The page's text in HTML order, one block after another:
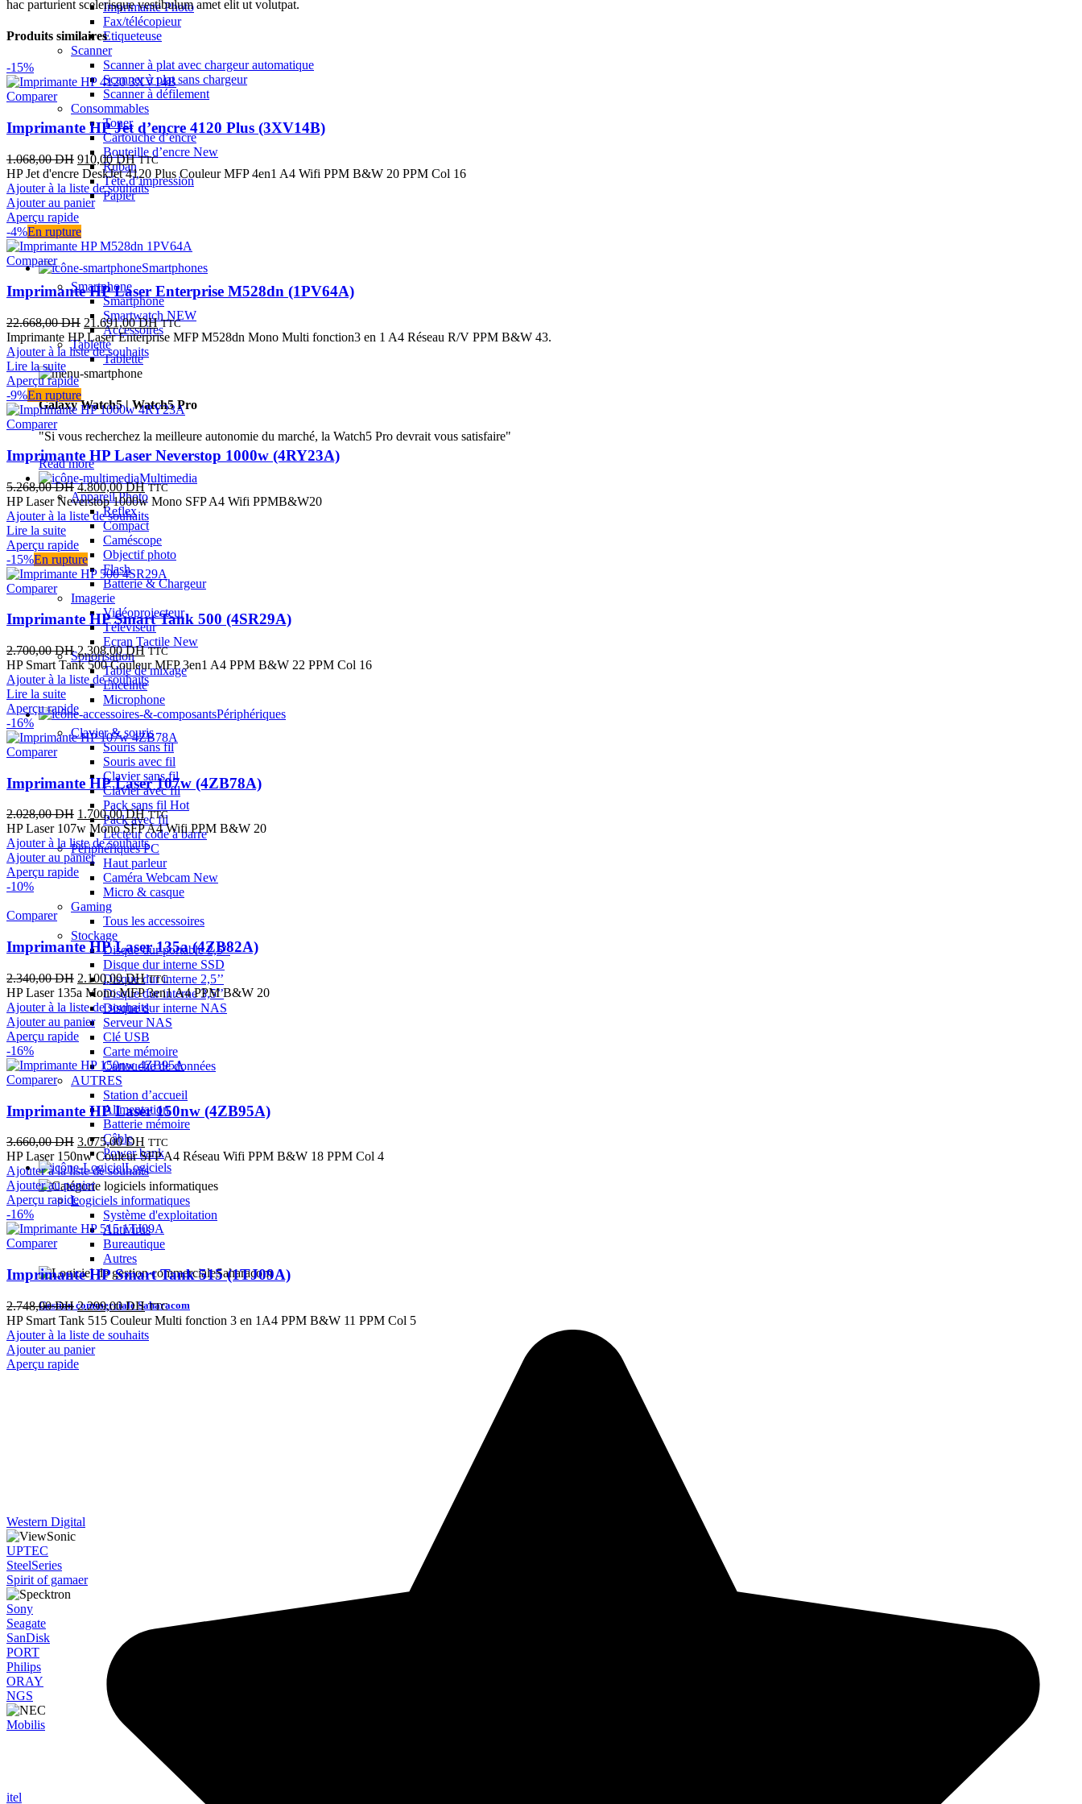
Imprimante Photo
Fax/télécopieur
Etiqueteuse
Scanner
Scanner à plat avec chargeur automatique
Scanner à plat sans chargeur
Scanner à défilement
Consommables
Toner
Cartouche d’encre
Bouteille d’encre New
Ruban
Tête d’impression
Papier
Smartphones
Smartphone
Smartphone
Smartwatch NEW
Accessoires
Tablette
Tablette
Galaxy Watch5 | Watch5 Pro
"Si vous recherchez la meilleure autonomie du marché, la Watch5 Pro devrait vous satisfaire"
Read more
Multimedia
Appareil Photo
Reflex
Compact
Caméscope
Objectif photo
Flash
Batterie & Chargeur
Imagerie
Vidéoprojecteur
Téléviseur
Ecran Tactile New
Sonorisation
Table de mixage
Enceinte
Microphone
Périphériques
Clavier & souris
Souris sans fil
Souris avec fil
Clavier sans fil
Clavier avec fil
Pack sans fil Hot
Pack avec fil
Lecteur code à barre
Périphériques PC
Haut parleur
Caméra Webcam New
Micro & casque
Gaming
Tous les accessoires
Stockage
Disque dur portable 2,5’’
Disque dur interne SSD
Disque dur interne 2,5’’
Disque dur interne 3,5’’
Disque dur interne NAS
Serveur NAS
Clé USB
Carte mémoire
Cartouche de données
AUTRES
Station d’accueil
Alimentation
Batterie mémoire
Câble
Power bank
Logiciels
Logiciels informatiques
Système d'exploitation
Antivirus
Bureautique
Autres
Gestion commerciale Saharacom
hac parturient scelerisque vestibulum amet elit ut volutpat.
Produits similaires
-15%
Comparer
Imprimante HP Jet d’encre 4120 Plus (3XV14B)
1.068,00DH Le
prix
initial
était :
1.068,00 DH.
910,00DHLe
prix
actuel
est :
TTC
HP Jet d'encre DeskJet 4120 Plus Couleur MFP 4en1 A4 Wifi PPM B&W 20 PPM Col 16
Ajouter à la liste de souhaits
Ajouter au panier
Aperçu rapide
-4%En rupture
Comparer
Imprimante HP Laser Enterprise M528dn (1PV64A)
22.668,00DH Le
prix
initial
était :
22.668,00 DH.
21.691,00DHLe
prix
TTC
Imprimante HP Laser Enterprise MFP M528dn Mono Multi fonction3 en 1 A4 Réseau R/V PPM B&W 43.
Ajouter à la liste de souhaits
Lire la suite
Aperçu rapide
-9%En rupture
Comparer
Imprimante HP Laser Neverstop 1000w (4RY23A)
5.268,00DHLe
prix
initial
était :
5.268,00 DH.
4.800,00DHLe
prix
actuel
est :
4.800,00 DH.
TTC
HP Laser Neverstop 1000w Mono SFP A4 Wifi PPMB&W20
Ajouter à la liste de souhaits
Lire la suite
Aperçu rapide
-15%En rupture
Comparer
Imprimante HP Smart Tank 500 (4SR29A)
2.700,00DHLe
prix
initial
était :
2.700,00 DH.
2.308,00DHLe
prix
actuel
est :
2.308,00 DH.
TTC
HP Smart Tank 500 Couleur MFP 3en1 A4 PPM B&W 22 PPM Col 16
Ajouter à la liste de souhaits
Lire la suite
Aperçu rapide
-16%
Comparer
Imprimante HP Laser 107w (4ZB78A)
2.028,00DH Le
prix
initial
était :
2.028,00 DH.
1.700,00DHLe
prix
actuel
est :
1.700,00 DH.
TTC
HP Laser 107w Mono SFP A4 Wifi PPM B&W 20
Ajouter à la liste de souhaits
Ajouter au panier
Aperçu rapide
-10%
Comparer
Imprimante HP Laser 135a (4ZB82A)
2.340,00DH Le
prix
initial
était :
2.340,00 DH.
2.100,00DHLe
prix
actuel
est :
2.100,00 DH.
TTC
HP Laser 135a Mono MFP 3en1 A4 PPM B&W 20
Ajouter à la liste de souhaits
Ajouter au panier
Aperçu rapide
-16%
Comparer
Imprimante HP Laser 150nw (4ZB95A)
3.660,00DH Le
prix
initial
était :
3.660,00 DH.
3.075,00DH Le
prix
actuel
est :
3.075,00 DH.
TTC
HP Laser 150nw Couleur SFP A4 Réseau Wifi PPM B&W 18 PPM Col 4
Ajouter à la liste de souhaits
Ajouter au panier
Aperçu rapide
-16%
Comparer
Imprimante HP Smart Tank 515 (1TJ09A)
2.748,00DHLe
prix
initial
était :
2.748,00 DH.
2.299,00DHLe
prix
actuel
TTC
HP Smart Tank 515 Couleur Multi fonction 3 en 1A4 PPM B&W 11 PPM Col 5
Ajouter à la liste de souhaits
Ajouter au panier
Aperçu rapide
Western Digital
UPTEC
SteelSeries
Spirit of gamaer
Sony
Seagate
SanDisk
PORT
Philips
ORAY
NGS
Mobilis
itel